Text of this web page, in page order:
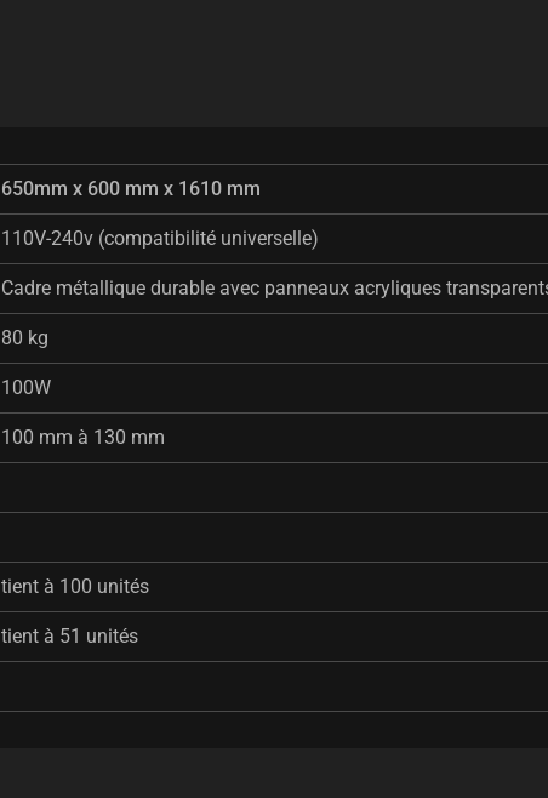
650mm x 600 mm x 1610 mm
110V-240v (compatibilité universelle)
Cadre métallique durable avec panneaux acryliques
80 kg
100W
100 mm à 130 mm
tient à 100 unités
tient à 51 unités